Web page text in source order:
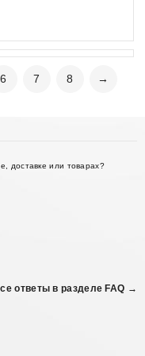
6 7 8 →
доставке или товарах?
ответы в разделе FAQ →